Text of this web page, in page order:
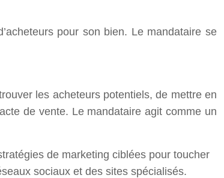
pour son bien. Le mandataire se
les acheteurs potentiels, de mettre en
de vente. Le mandataire agit comme un
de marketing ciblées pour toucher
sociaux et des sites spécialisés.